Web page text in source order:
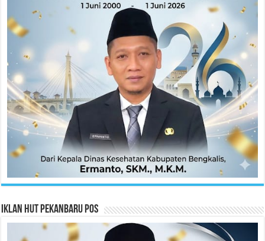
Iklan HUT Pekanbaru Pos